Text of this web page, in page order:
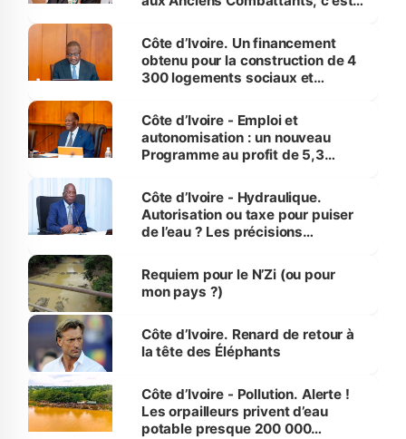
Côte d’Ivoire. Un financement
obtenu pour la construction de 4
300 logements sociaux et
et Yamoussoukro
Côte d’Ivoire - Emploi et
autonomisation : un nouveau
Programme au profit de 5,3
Côte d’Ivoire - Hydraulique.
Autorisation ou taxe pour puiser
de l’eau ? Les précisions
Requiem pour le N’Zi (ou pour
mon pays ?)
Côte d’Ivoire. Renard de retour à
la tête des Éléphants
Côte d’Ivoire - Pollution. Alerte !
Les orpailleurs privent d’eau
potable presque 200 000